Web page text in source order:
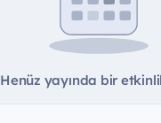
Henüz yayında bir